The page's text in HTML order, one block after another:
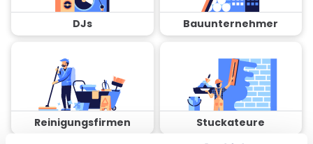
DJs Bauunternehmer
Reinigungsfirmen Stuckateure